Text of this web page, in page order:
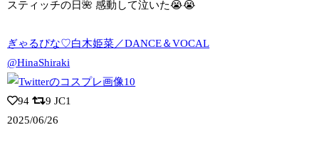
スティッチの日🌺 感動して泣いた😭😭
ぎゃるぴな♡白木姫菜／DANCE＆VOCAL
@HinaShiraki
94 9 JC1
2025/06/26